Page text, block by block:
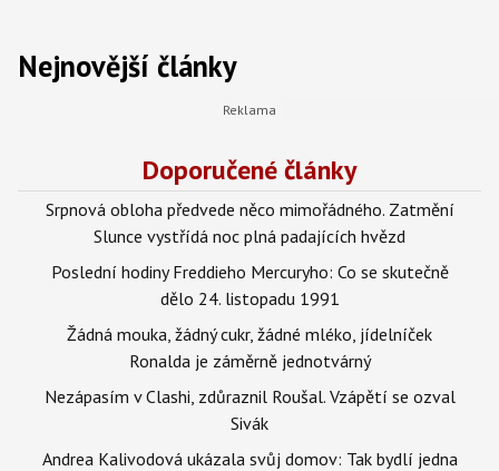
Nejnovější články
Doporučené články
Srpnová obloha předvede něco mimořádného. Zatmění
Slunce vystřídá noc plná padajících hvězd
Poslední hodiny Freddieho Mercuryho: Co se skutečně
dělo 24. listopadu 1991
Žádná mouka, žádný cukr, žádné mléko, jídelníček
Ronalda je záměrně jednotvárný
Nezápasím v Clashi, zdůraznil Roušal. Vzápětí se ozval
Sivák
Andrea Kalivodová ukázala svůj domov: Tak bydlí jedna